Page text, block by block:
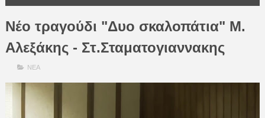
Νέο τραγούδι "Δυο σκαλοπάτια" Μ.
Αλεξάκης - Στ.Σταματογιαννακης
ΝΕΑ